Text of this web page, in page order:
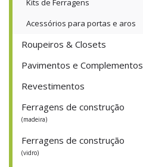
Kits de Ferragens
Acessórios para portas e aros
Roupeiros & Closets
Pavimentos e Complementos
Revestimentos
Ferragens de construção
(madeira)
Ferragens de construção
(vidro)